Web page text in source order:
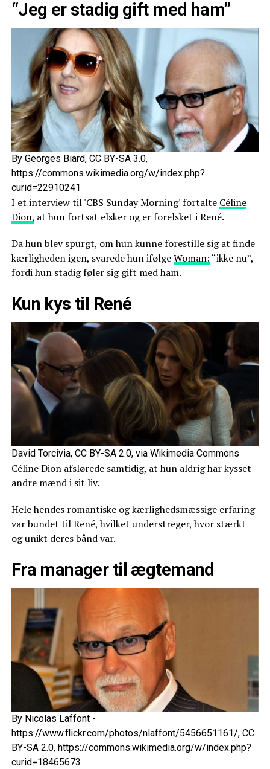
“Jeg er stadig gift med ham”
By Georges Biard, CC BY-SA 3.0,
https://commons.wikimedia.org/w/index.php?
curid=22910241
I et interview til 'CBS Sunday Morning' fortalte Céline
Dion, at hun fortsat elsker og er forelsket i René.
Da hun blev spurgt, om hun kunne forestille sig at finde
kærligheden igen, svarede hun ifølgeWoman: “ikke nu”,
fordi hun stadig føler sig gift med ham.
Kun kys til René
David Torcivia, CC BY-SA 2.0, via Wikimedia Commons
Céline Dion afslørede samtidig, at hun aldrig har kysset
andre mænd i sit liv.
Hele hendes romantiske og kærlighedsmæssige erfaring
var bundet til René, hvilket understreger, hvor stærkt
og unikt deres bånd var.
Fra manager til ægtemand
By Nicolas Laffont -
https://www.flickr.com/photos/nlaffont/5456651161/, CC
BY-SA 2.0, https://commons.wikimedia.org/w/index.php?
curid=18465673